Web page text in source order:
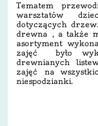
Tematem
warsztatów
dotyczących
drewna , a także
asortyment
zajęć było
drewnianych
zajęć na
niespodzianki.